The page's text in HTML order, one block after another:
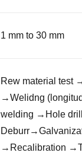
1 mm to 30 mm
Rew material test
→Welidng
welding →Hole
→Recalibration